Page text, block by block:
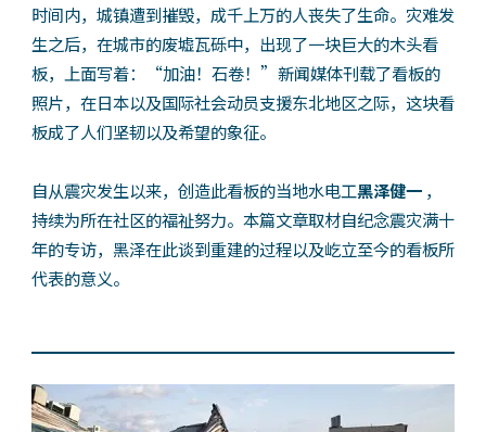
时间内，城镇遭到摧毁，成千上万的人丧失了生命。灾难发
生之后，在城市的废墟瓦砾中，出现了一块巨大的木头看
板，上面写着：“加油！石卷！”新闻媒体刊载了看板的
照片，在日本以及国际社会动员支援东北地区之际，这块看
板成了人们坚韧以及希望的象征。
自从震灾发生以来，创造此看板的当地水电工黑泽健一，
持续为所在社区的福祉努力。本篇文章取材自纪念震灾满十
年的专访，黑泽在此谈到重建的过程以及屹立至今的看板所
代表的意义。